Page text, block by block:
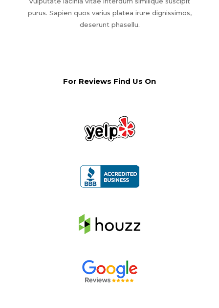
purus. Sapien quos varius platea irure dignissimos,
deserunt phasellu.
For Reviews Find Us On